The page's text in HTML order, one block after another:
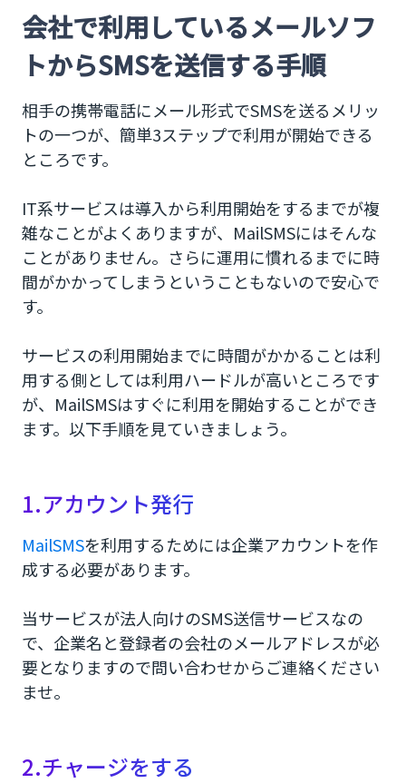
会社で利用しているメールソフ
トからSMSを送信する手順
相手の携帯電話にメール形式でSMSを送るメリッ
トの一つが、簡単3ステップで利用が開始できる
ところです。
IT系サービスは導入から利用開始をするまでが複
雑なことがよくありますが、MailSMSにはそんな
ことがありません。さらに運用に慣れるまでに時
間がかかってしまうということもないので安心で
す。
サービスの利用開始までに時間がかかることは利
用する側としては利用ハードルが高いところです
が、MailSMSはすぐに利用を開始することができ
ます。以下手順を見ていきましょう。
1.アカウント発行
MailSMSを利用するためには企業アカウントを作
成する必要があります。
当サービスが法人向けのSMS送信サービスなの
で、企業名と登録者の会社のメールアドレスが必
要となりますので問い合わせからご連絡ください
ませ。
2.チャージをする